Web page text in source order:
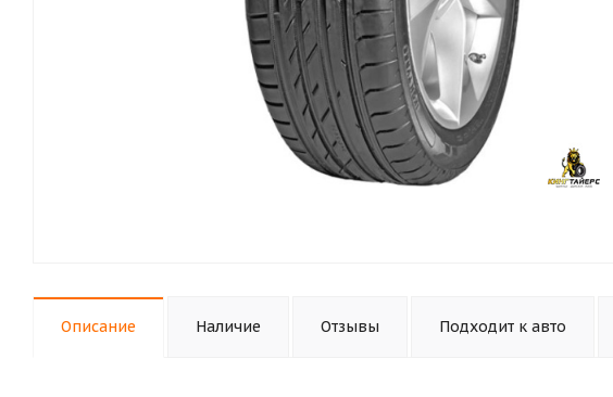
Описание Наличие Отзывы Подходит к авто